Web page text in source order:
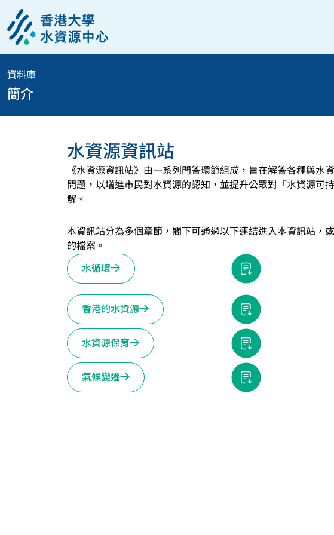
資料庫
簡介
水資源資訊站
《水資源資訊站》由一系列問答環節組成，旨在解答各種與水
問題，以增進市民對水資源的認知，並提升公眾對「水資源可
解。
本資訊站分為多個章節，閣下可通過以下連結進入本資訊站，
的檔案。
水循環
香港的水資源
水資源保育
氣候變遷